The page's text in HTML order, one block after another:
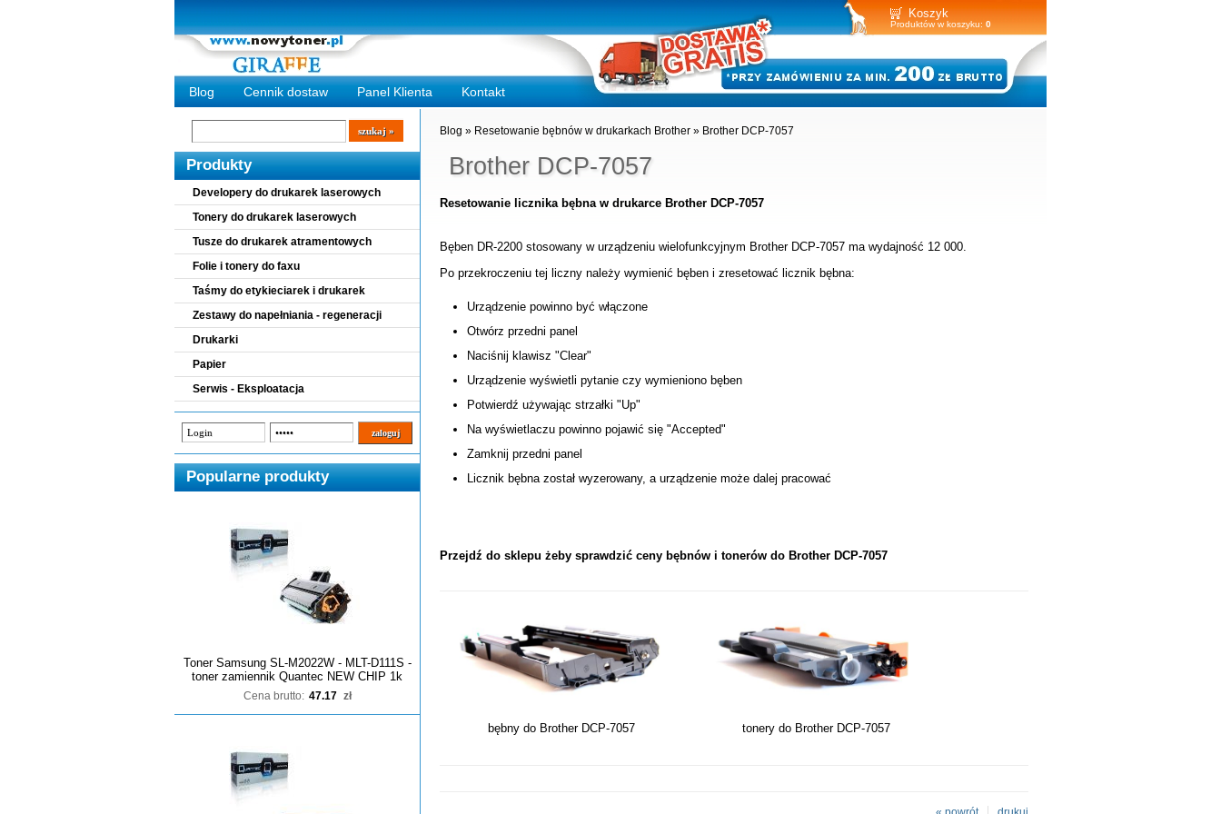
Koszyk
Produktów w koszyku: 0
Blog Cennik dostaw Panel Klienta Kontakt
Wyszukiwarka
szukaj
Produkty
Developery do drukarek laserowych
Tonery do drukarek laserowych
Tusze do drukarek atramentowych
Folie i tonery do faxu
Taśmy do etykieciarek i drukarek
Zestawy do napełniania - regeneracji
Drukarki
Papier
Serwis - Eksploatacja
Popularne produkty
Toner Samsung SL-M2022W - MLT-D111S -
toner zamiennik Quantec NEW CHIP 1k
Cena brutto: 47.17 zł
Brother DCP-7057
Blog » Resetowanie bębnów w drukarkach Brother » Brother DCP-7057
Resetowanie licznika bębna w drukarce Brother DCP-7057
Bęben DR-2200 stosowany w urządzeniu wielofunkcyjnym Brother DCP-7057 ma wydajność 12 000.
Po przekroczeniu tej liczny należy wymienić bęben i zresetować licznik bębna:
Urządzenie powinno być włączone
Otwórz przedni panel
Naciśnij klawisz "Clear"
Urządzenie wyświetli pytanie czy wymieniono bęben
Potwierdź używając strzałki "Up"
Na wyświetlaczu powinno pojawić się "Accepted"
Zamknij przedni panel
Licznik bębna został wyzerowany, a urządzenie może dalej pracować
Przejdź do sklepu żeby sprawdzić ceny bębnów i tonerów do Brother DCP-7057
bębny do Brother DCP-7057 tonery do Brother DCP-7057